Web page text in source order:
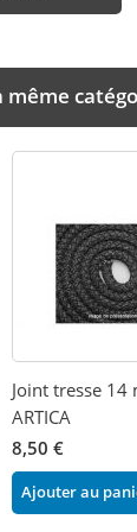
Joint tresse 14
ARTICA
8,50 €
Ajouter au